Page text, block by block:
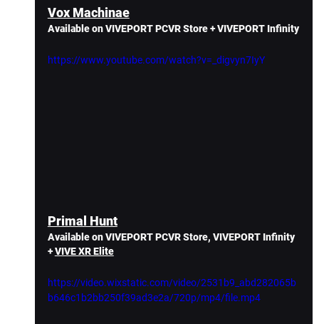
Vox Machinae
Available on VIVEPORT PCVR Store + VIVEPORT Infinity
https://www.youtube.com/watch?v=_digvyn7IyY
Primal Hunt
Available on VIVEPORT PCVR Store, VIVEPORT Infinity
+ VIVE XR Elite
https://video.wixstatic.com/video/2531b9_abd282065b
b646c1b2bb250f39ad3e2a/720p/mp4/file.mp4